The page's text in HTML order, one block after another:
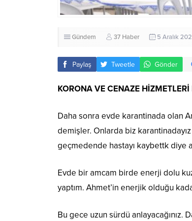
Gündem 37 Haber 5 Aralık
Paylaş Tweetle Gönder
KORONA VE CENAZE
Daha sonra evde karantinada olan
demişler. Onlarda biz
geçmedende hastayı kaybettk diye
Evde bir amcam birde enerji dolu
yaptım. Ahmet’in enerjik olduğu
Bu gece uzun sürdü